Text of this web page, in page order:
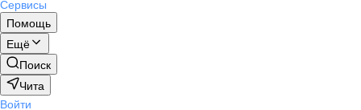
Сервисы
Помощь
Ещё
Поиск
Чита
Войти